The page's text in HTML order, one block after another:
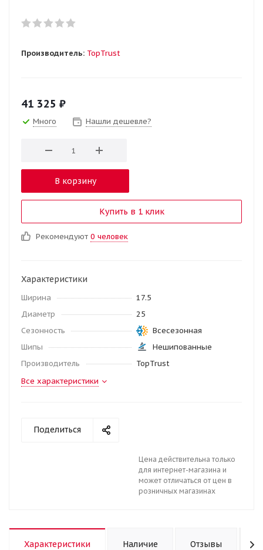
Производитель: TopTrust
41 325 ₽
Много Нашли дешевле?
В корзину
Купить в 1 клик
Рекомендуют 0 человек
Характеристики
Ширина
17.5
Диаметр
25
Сезонность
Всесезонная
Шипы
Нешипованные
Производитель
TopTrust
Все характеристики
Поделиться
Цена действительна только
для интернет-магазина и
может отличаться от цен в
розничных магазинах
Характеристики Наличие Отзывы